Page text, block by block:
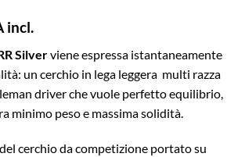
incl.
Silverviene espressa istantaneamente
un cerchio in lega leggera multi razza
driver che vuole perfetto equilibrio,
minimo peso e massima solidità.
cerchio da competizione portato su